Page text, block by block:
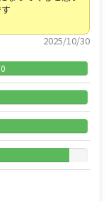
2025/10/30